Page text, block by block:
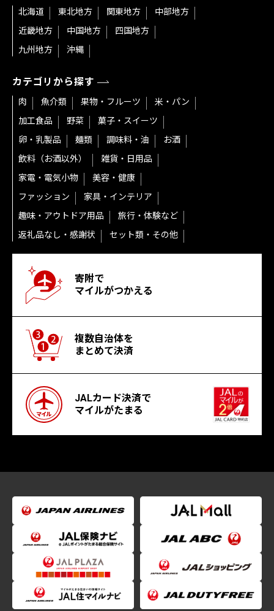
北海道 東北地方 関東地方
中部地方
近畿地方
中国地方
四国地方
九州地方
沖縄
カテゴリから探す
肉 魚介類 果物・フルーツ
米・パン
加工食品
野菜
菓子・スイーツ
卵・乳製品
麺類 調味料・油
お酒
飲料（お酒以外）
雑貨・日用品
家電・電気小物
美容・健康
ファッション
家具・インテリア
趣味・アウトドア用品
旅行・体験など
返礼品なし・感謝状
セット類・その他
寄附で
マイルがつかえる
複数自治体を
まとめて決済
JALカード決済で
マイルがたまる